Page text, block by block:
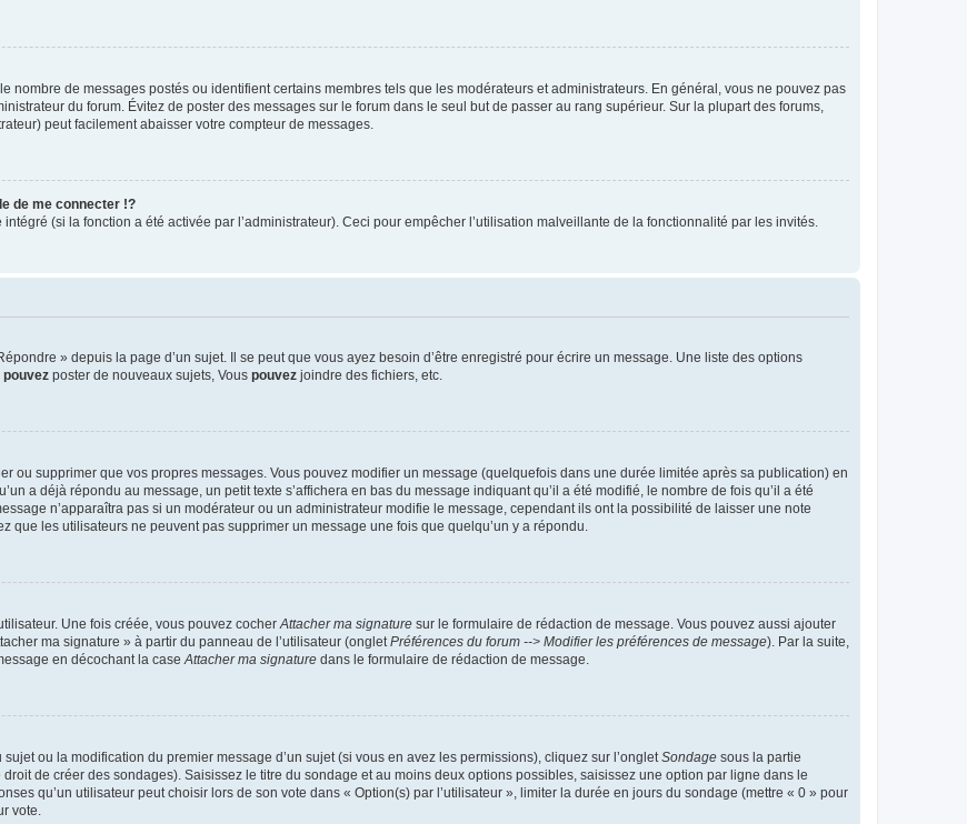
nombre de messages postés ou identifient certains membres tels que les modérateurs et administrateurs. En général, vous ne pouvez pas
du forum. Évitez de poster des messages sur le forum dans le seul but de passer au rang supérieur. Sur la plupart des forums,
peut facilement abaisser votre compteur de messages.
de me connecter !?
(si la fonction a été activée par l’administrateur). Ceci pour empêcher l’utilisation malveillante de la fonctionnalité par les invités.
» depuis la page d’un sujet. Il se peut que vous ayez besoin d’être enregistré pour écrire un message. Une liste des options
pouvez poster de nouveaux sujets, Vous pouvez joindre des fichiers, etc.
ou supprimer que vos propres messages. Vous pouvez modifier un message (quelquefois dans une durée limitée après sa publication) en
a déjà répondu au message, un petit texte s’affichera en bas du message indiquant qu’il a été modifié, le nombre de fois qu’il a été
n’apparaîtra pas si un modérateur ou un administrateur modifie le message, cependant ils ont la possibilité de laisser une note
que les utilisateurs ne peuvent pas supprimer un message une fois que quelqu’un y a répondu.
Une fois créée, vous pouvez cocher Attacher ma signature sur le formulaire de rédaction de message. Vous pouvez aussi ajouter
ma signature » à partir du panneau de l’utilisateur (onglet Préférences du forum --> Modifier les préférences de message). Par la suite,
en décochant la case Attacher ma signature dans le formulaire de rédaction de message.
ou la modification du premier message d’un sujet (si vous en avez les permissions), cliquez sur l’onglet Sondage sous la partie
de créer des sondages). Saisissez le titre du sondage et au moins deux options possibles, saisissez une option par ligne dans le
qu’un utilisateur peut choisir lors de son vote dans « Option(s) par l’utilisateur », limiter la durée en jours du sondage (mettre « 0 » pour
vote.